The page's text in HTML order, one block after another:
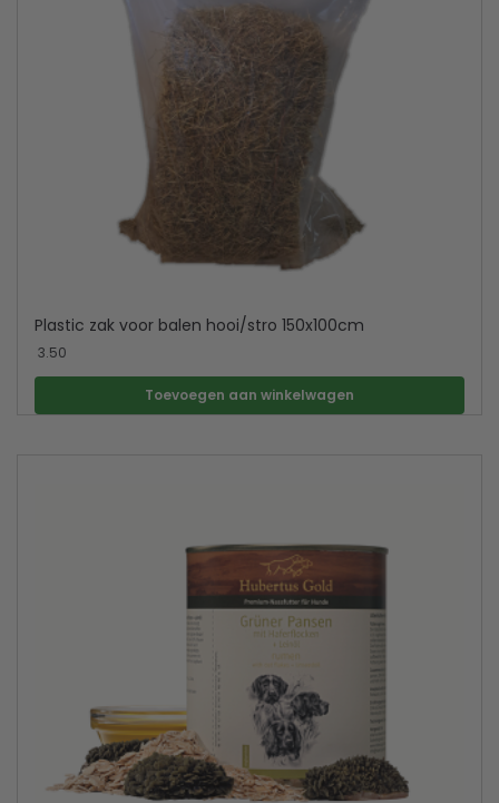
Plastic zak voor balen hooi/stro 150x100cm
3.50
Toevoegen aan winkelwagen